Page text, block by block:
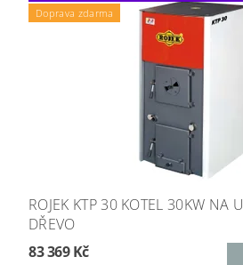
Doprava zdarma
ROJEK KTP 30 KOTEL 30KW NA
DŘEVO
83 369 Kč